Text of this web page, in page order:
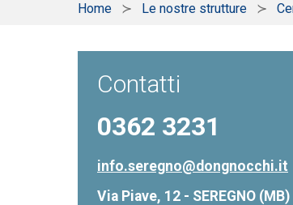
Home Le nostre strutture
Contatti
0362 3231
info.seregno@dongnocchi.it
Via Piave, 12 - SEREGNO (MB)